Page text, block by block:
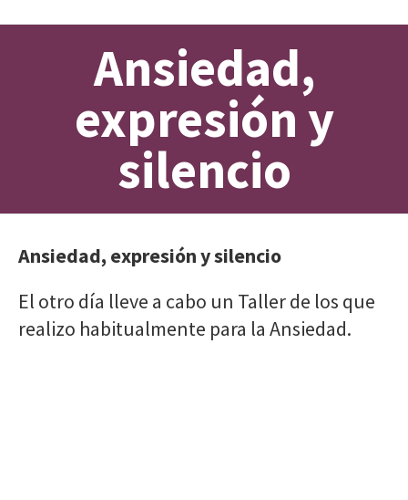
Ansiedad,
expresión y
silencio
Ansiedad, expresión y silencio
El otro día lleve a cabo un Taller de los que
realizo habitualmente para la Ansiedad.